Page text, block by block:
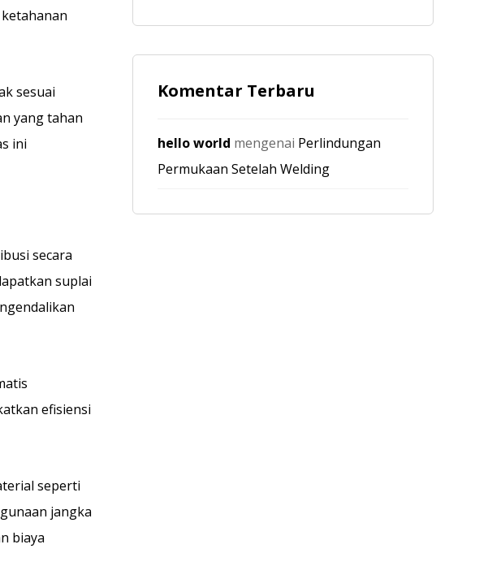
sesuai
yang tahan
ini
secara
suplai
efisiensi
seperti
jangka
biaya
Komentar Terbaru
hello world mengenai Perlindungan
Permukaan Setelah Welding